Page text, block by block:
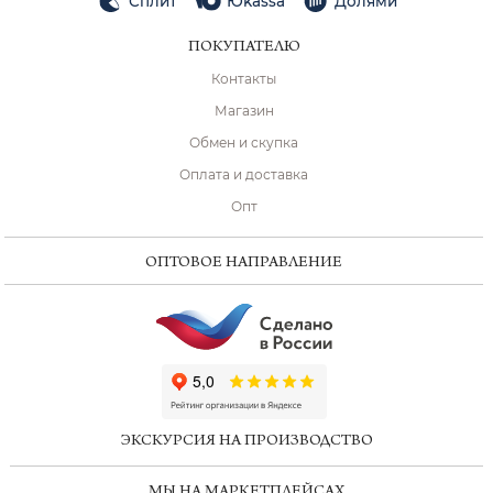
ПОКУПАТЕЛЮ
Контакты
Магазин
Обмен и скупка
Оплата и доставка
Опт
ОПТОВОЕ НАПРАВЛЕНИЕ
ЭКСКУРСИЯ НА ПРОИЗВОДСТВО